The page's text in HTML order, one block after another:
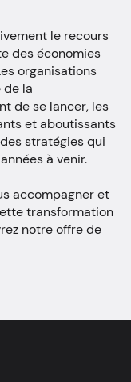
le recours
des économies
organisations
la
de se lancer, les
et aboutissants
stratégies qui
à venir.
accompagner et
transformation
notre offre de